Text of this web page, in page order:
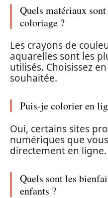
Quels matériaux
coloriage ?
Les crayons de
aquarelles sont les
utilisés. Choisissez
souhaitée.
Puis-je colorier en
Oui, certains sites
numériques que
directement en ligne.
Quels sont les
enfants ?